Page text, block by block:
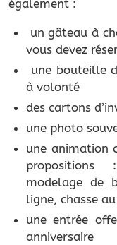
également :
un gâteau à
vous devez
une bouteille
à volonté
des cartons
une photo
une animation
propositions
modelage de
ligne, chasse
une entrée
anniversaire